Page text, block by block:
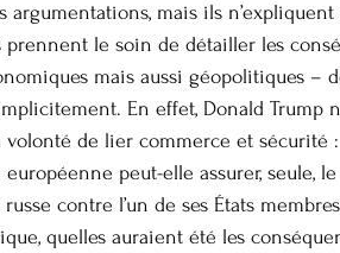
mais ils n’expliquent
le soin de détailler les
mais aussi géopolitiques –
En effet, Donald Trump
volonté de lier commerce et sécurité
peut-elle assurer, seule, le
contre l’un de ses États membres
quelles auraient été les